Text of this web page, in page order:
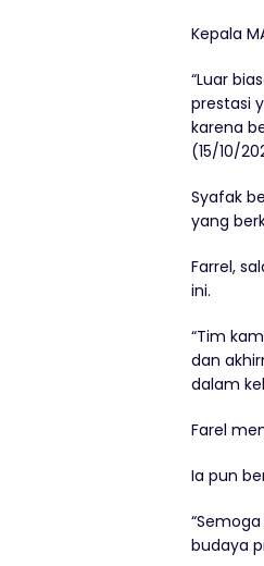
Kepala
“Luar
prestasi
karena
(15/10/
Syafak
yang
Farrel,
ini.
“Tim
dan
dalam
Farel
Ia pun
budaya